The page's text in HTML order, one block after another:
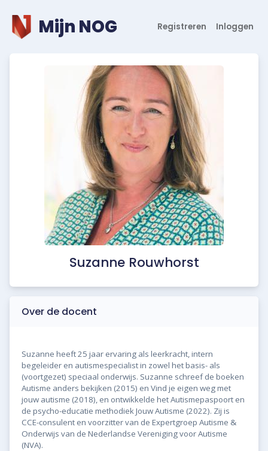
Mijn NOG Registreren Inloggen
Suzanne Rouwhorst
Over de docent
Suzanne heeft 25 jaar ervaring als leerkracht, intern
begeleider en autismespecialist in zowel het basis- als
(voortgezet) speciaal onderwijs. Suzanne schreef de boeken
Autisme anders bekijken (2015) en Vind je eigen weg met
jouw autisme (2018), en ontwikkelde het Autismepaspoort en
de psycho-educatie methodiek Jouw Autisme (2022). Zij is
CCE-consulent en voorzitter van de Expertgroep Autisme &
Onderwijs van de Nederlandse Vereniging voor Autisme
(NVA).